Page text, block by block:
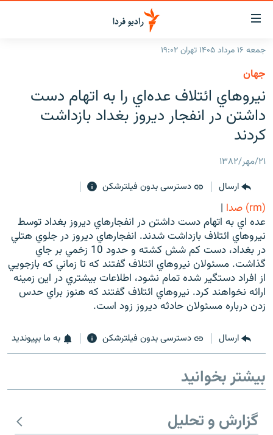
لینک‌های
قابلیت
دسترسی
بازگشت
منوی
اصلی
رفتن
صفحه
جهان
رادیو
گزارش‌های تصویری
گزارش‌های ویدئویی
زنان فردا
English
به ما بپیوندید
زبان‌های دیگر
جمعه ۱۶ مرداد ۱۴۰۵ تهران ۱۹:۰۲
جهان
نيروهاي ائتلاف عده‌اي را به اتهام دست
داشتن در انفجار ديروز بغداد بازداشت
کردند
۲۱/مهر/۱۳۸۲
ارسال
دسترسی بدون فیلترشکن
(rm) صدا
|
عده اي به اتهام دست داشتن در انفجارهاي ديروز بغداد توسط
نيروهاي ائتلاف بازداشت شدند. انفجارهاي ديروز در جلوي هتلي
در بغداد، دست کم شش کشته و حدود 10 زخمي بر جاي
گذاشت. مسئولان نيروهاي ائتلاف گفتند که تا زماني که بازجويي
از افراد دستگير شده تمام نشود، اطلاعات بيشتري در اين زمينه
ارائه نخواهند کرد. نيروهاي ائتلاف گفتند که هنوز براي حدس
زدن درباره مسئولان حادثه ديروز زود است.
ارسال دسترسی بدون فیلترشکن به ما بپیوندید
بیشتر بخوانید
گزارش و تحلیل